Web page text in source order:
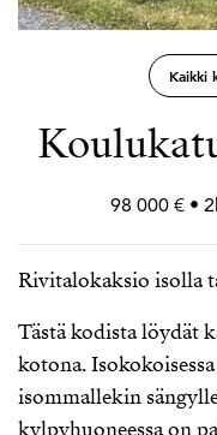
Kaikki
98 000 € •
Rivitalokaksio isolla
Tästä kodista löydät
kotona.
isommallekin